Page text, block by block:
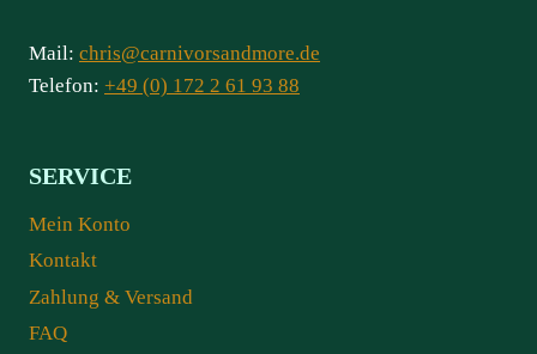
Mail: chris@carnivorsandmore.de
Telefon: +49 (0) 172 2 61 93 88
SERVICE
Mein Konto
Kontakt
Zahlung & Versand
FAQ